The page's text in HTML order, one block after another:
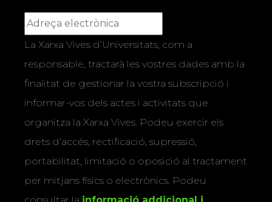
La Xarxa Vives d’Universitats, com a
responsable, tractarà les vostres dades amb la
finalitat de gestionar la vostra subscripció i
informar-vos dels actes i activitats que
organitza la Xarxa Vives. Podeu exercir els
drets d’accés, rectificació, supressió,
portabilitat, limitació o oposició al tractament
per mitjans físics o electrònics. Podeu